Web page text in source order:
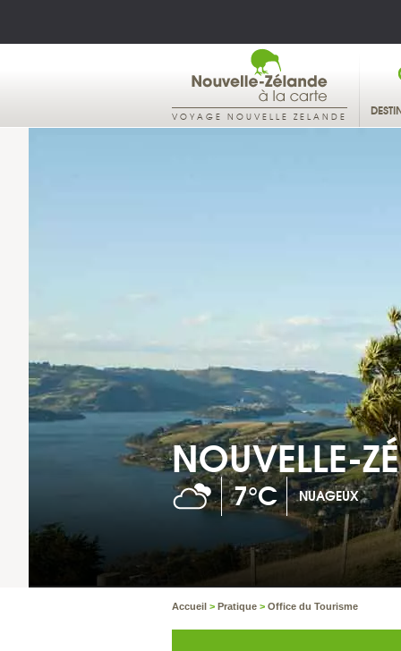
VOYAGE NOUVELLE ZELANDE
NOUVELLE-
7°C NUAGEUX
Accueil > Pratique > Office du Tourisme